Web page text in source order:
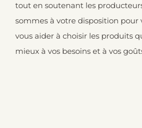
tout en soutenant les
sommes à votre disposition pour
vous aider à choisir les produits
mieux à vos besoins et à vos